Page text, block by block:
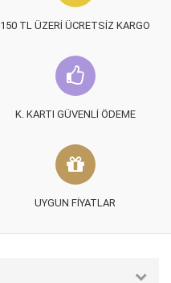
150 TL ÜZERI ÜCRETSIZ KARGO
K. KARTI GÜVENLI ÖDEME
UYGUN FIYATLAR